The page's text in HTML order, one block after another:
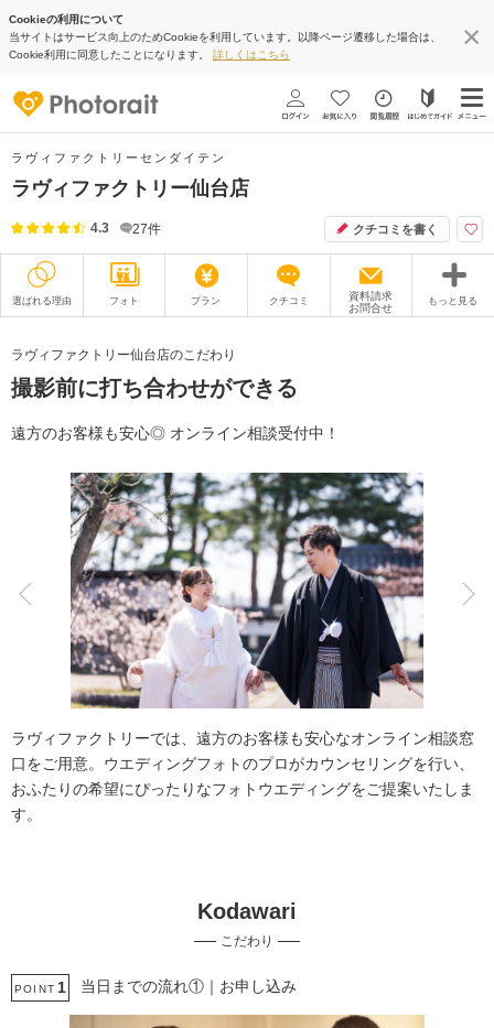
Cookieの利用について
当サイトはサービス向上のためCookieを利用しています。以降ページ遷移した場合は、
Cookie利用に同意したことになります。 詳しくはこちら
ラヴィファクトリーセンダイテン
ラヴィファクトリー仙台店
4.3 27件 クチコミを書く
選ばれる理由 フォト プラン クチコミ
資料請求
お問合せ
もっと見る
衣装
オプション ブログ
アクセス/TEL スタジオトップ
こだわりポイント
人気スポットでの撮影 豊富なドレス
マタニティフォト
エンゲージフォト
ラヴィファクトリー仙台店のこだわり
撮影前に打ち合わせができる
遠方のお客様も安心◎ オンライン相談受付中！
ラヴィファクトリーでは、遠方のお客様も安心なオンライン相談窓
口をご用意。ウエディングフォトのプロがカウンセリングを行い、
おふたりの希望にぴったりなフォトウエディングをご提案いたしま
す。
Kodawari
こだわり
POINT 1 当日までの流れ①｜お申し込み